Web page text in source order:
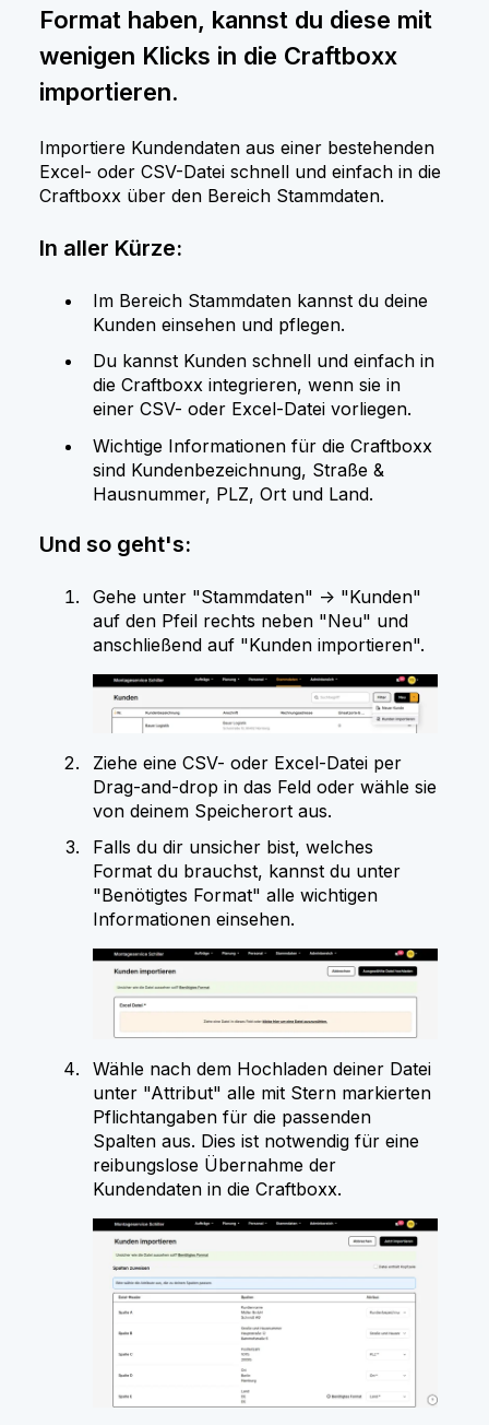
Format haben, kannst du diese mit
wenigen Klicks in die Craftboxx
importieren.
Importiere Kundendaten aus einer bestehenden
Excel- oder CSV-Datei schnell und einfach in die
Craftboxx über den Bereich Stammdaten.
In aller Kürze:
Im Bereich Stammdaten kannst du deine
Kunden einsehen und pflegen.
Du kannst Kunden schnell und einfach in
die Craftboxx integrieren, wenn sie in
einer CSV- oder Excel-Datei vorliegen.
Wichtige Informationen für die Craftboxx
sind Kundenbezeichnung, Straße &
Hausnummer, PLZ, Ort und Land.
Und so geht's:
Gehe unter "Stammdaten" -> "Kunden"
auf den Pfeil rechts neben "Neu" und
anschließend auf "Kunden importieren".
Ziehe eine CSV- oder Excel-Datei per
Drag-and-drop in das Feld oder wähle sie
von deinem Speicherort aus.
Falls du dir unsicher bist, welches
Format du brauchst, kannst du unter
"Benötigtes Format" alle wichtigen
Informationen einsehen.
Wähle nach dem Hochladen deiner Datei
unter "Attribut" alle mit Stern markierten
Pflichtangaben für die passenden
Spalten aus. Dies ist notwendig für eine
reibungslose Übernahme der
Kundendaten in die Craftboxx.